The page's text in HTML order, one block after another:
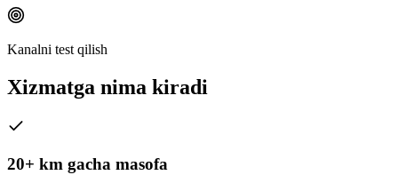
Kanalni test qilish
Xizmatga nima kiradi
20+ km gacha masofa